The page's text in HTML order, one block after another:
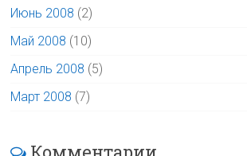
Июнь 2008 (2)
Май 2008 (10)
Апрель 2008 (5)
Март 2008 (7)